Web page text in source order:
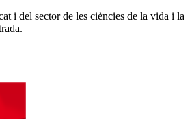
i del sector de les ciències de la vida i la